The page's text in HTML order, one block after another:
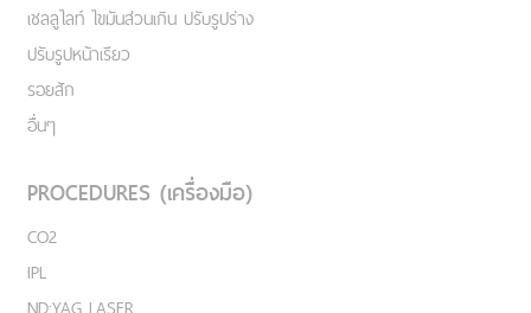
เชลลูไลท์ ไขมันส่วนเกิน ปรับรูปร่าง
ปรับรูปหน้าเรียว
รอยสัก
อื่นๆ
PROCEDURES (เครื่องมือ)
CO2
IPL